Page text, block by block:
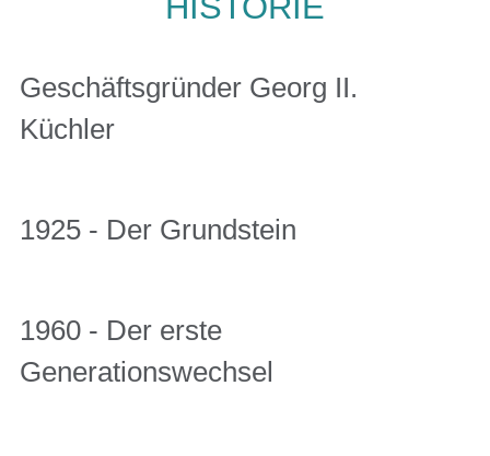
Geschäftsgründer Georg II.
Küchler
1925 - Der Grundstein
1960 - Der erste
Generationswechsel